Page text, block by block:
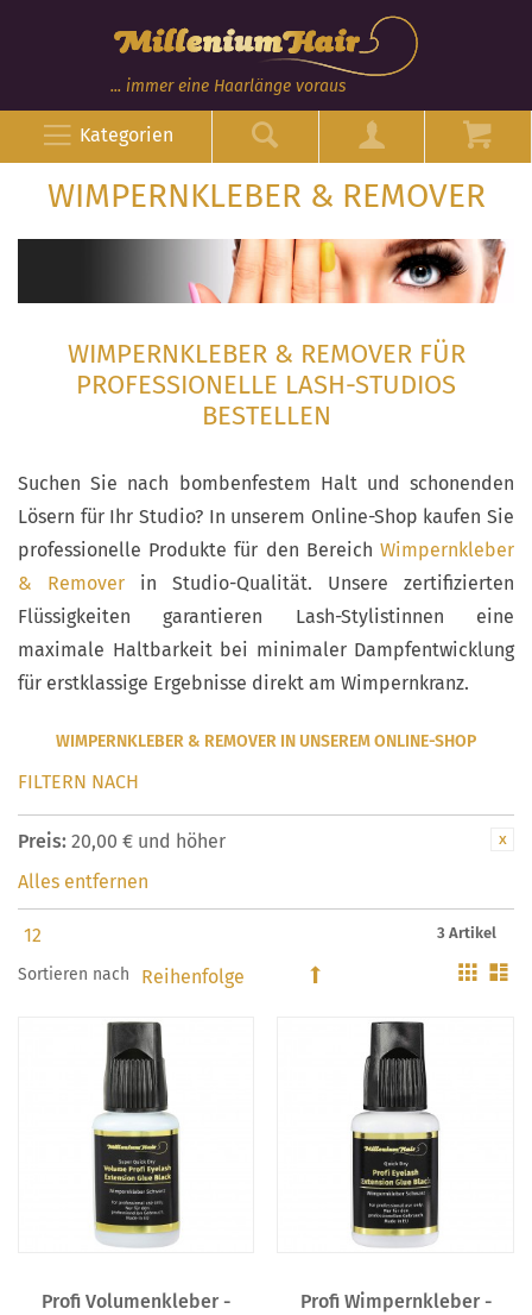
... immer eine Haarlänge voraus
Kategorien
WIMPERNKLEBER & REMOVER
WIMPERNKLEBER & REMOVER FÜR
PROFESSIONELLE LASH-STUDIOS
BESTELLEN
Suchen Sie nach bombenfestem Halt und schonenden
Lösern für Ihr Studio? In unserem Online-Shop kaufen Sie
professionelle Produkte für den Bereich Wimpernkleber
& Remover in Studio-Qualität. Unsere zertifizierten
Flüssigkeiten garantieren Lash-Stylistinnen eine
maximale Haltbarkeit bei minimaler Dampfentwicklung
für erstklassige Ergebnisse direkt am Wimpernkranz.
WIMPERNKLEBER & REMOVER IN UNSEREM ONLINE-SHOP
FILTERN NACH
Preis: 20,00 € und höher
Alles entfernen
3 Artikel
Sortieren nach
Gitter
Profi Volumenkleber -
Profi Wimpernkleber -